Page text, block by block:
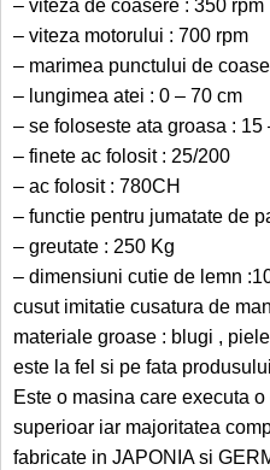
– viteza de coasere : 350 rpm
– viteza motorului : 700 rpm
– marimea punctului de
– lungimea atei : 0 – 70 cm
– se foloseste ata groasa : 15
– finete ac folosit : 25/200
– ac folosit : 780CH
– functie pentru jumatate de
– greutate : 250 Kg
– dimensiuni cutie de lemn
cusut imitatie cusatura de
materiale groase : blugi ,
este la fel si pe fata
Este o masina care executa
superioar iar majoritatea
fabricate in JAPONIA si